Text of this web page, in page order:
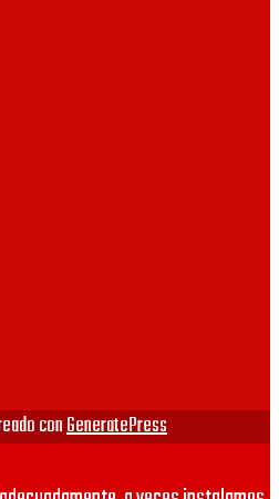
conGeneratePress